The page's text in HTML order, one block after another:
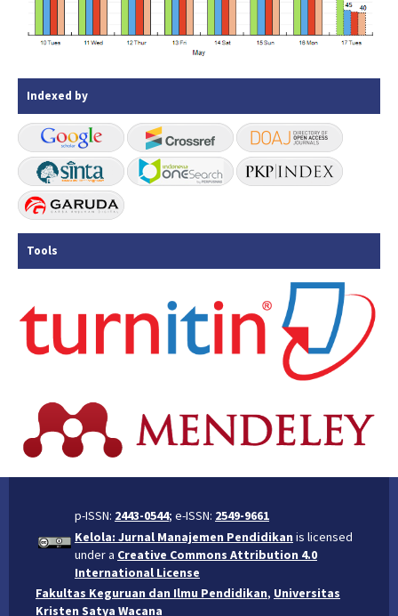
Indexed by
Tools
p-ISSN: 2443-0544; e-ISSN: 2549-9661
Kelola: Jurnal Manajemen Pendidikan is licensed
under a Creative Commons Attribution 4.0
International License
Fakultas Keguruan dan Ilmu Pendidikan, Universitas
Kristen Satya Wacana